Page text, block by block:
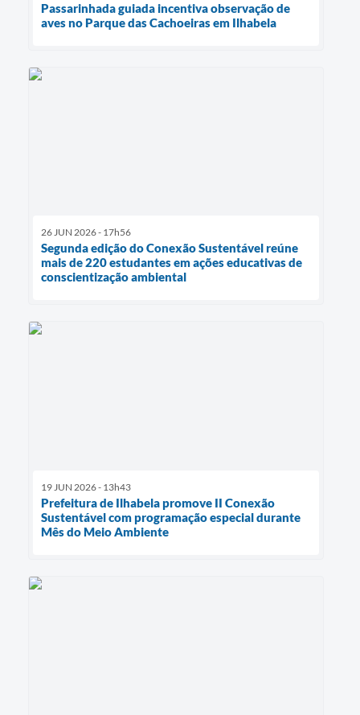
Passarinhada guiada incentiva observação de
aves no Parque das Cachoeiras em Ilhabela
26 JUN 2026 - 17h56
Segunda edição do Conexão Sustentável reúne
mais de 220 estudantes em ações educativas de
conscientização ambiental
19 JUN 2026 - 13h43
Prefeitura de Ilhabela promove II Conexão
Sustentável com programação especial durante
Mês do Meio Ambiente